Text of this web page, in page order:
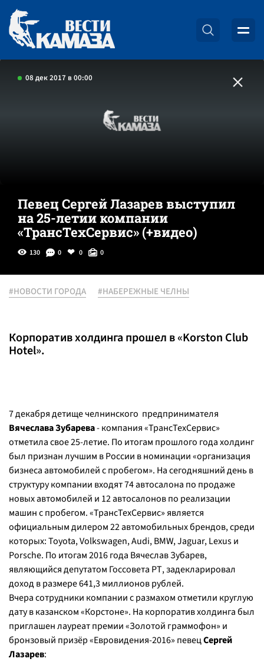
08 дек 2017 в 00:00
Певец Сергей Лазарев выступил
на 25-летии компании
«ТрансТехСервис» (+видео)
130 0 0 0
#НОВОСТИ ГОРОДА #НАБЕРЕЖНЫЕ ЧЕЛНЫ
Корпоратив холдинга прошел в «Korston Club
Hotel».
7 декабря детище челнинского предпринимателя
Вячеслава Зубарева- компания «ТрансТехСервис»
отметила свое 25-летие. По итогам прошлого года холдинг
был признан лучшим в России в номинации «организация
бизнеса автомобилей с пробегом». На сегодняшний день в
структуру компании входят 74 автосалона по продаже
новых автомобилей и 12 автосалонов по реализации
машин с пробегом. «ТрансТехСервис» является
официальным дилером 22 автомобильных брендов, среди
которых: Toyota, Volkswagen, Audi, BMW, Jaguar, Lexus и
Porsche. По итогам 2016 года Вячеслав Зубарев,
являющийся депутатом Госсовета РТ, задекларировал
доход в размере 641,3 миллионов рублей.
Вчера сотрудники компании с размахом отметили круглую
дату в казанском «Корстоне». На корпоратив холдинга был
приглашен лауреат премии «Золотой граммофон» и
бронзовый призёр «Евровидения-2016» певецСергей
Лазарев: